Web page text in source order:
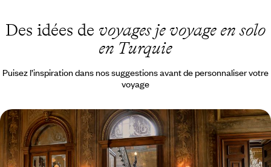
Des idées de voyages je voyage en solo
en Turquie
Puisez l’inspiration dans nos suggestions avant de personnaliser votre
voyage
Un palazzo à Istanbul - La Corne d’Or confidentielle
Trois jours entiers dans un bel hôtel plein d’atmosphère du quartier
occidental de Beyoglu